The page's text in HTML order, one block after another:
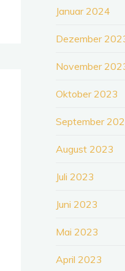
Januar 2024
Dezember
November
Oktober 2023
September
August 2023
Juli 2023
Juni 2023
Mai 2023
April 2023